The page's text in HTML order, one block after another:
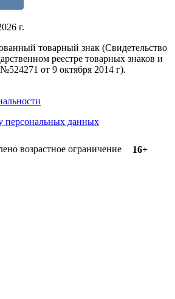
г.
товарный знак (Свидетельство
реестре товарных знаков и
от 9 октября 2014 г).
персональных данных
возрастное ограничение 16+